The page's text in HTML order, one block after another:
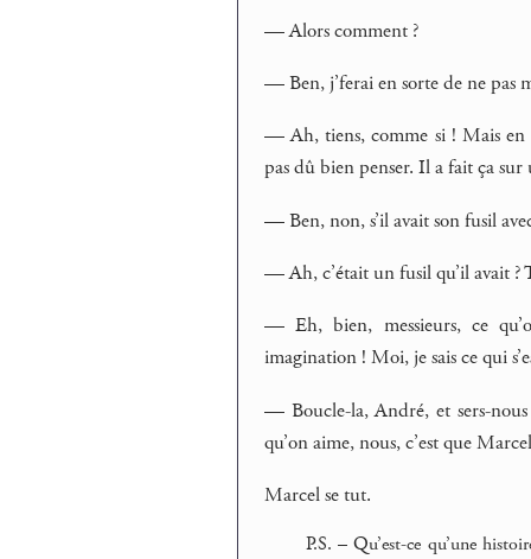
— Alors comment ?
— Ben, j’ferai en sorte de ne pas
— Ah, tiens, comme si ! Mais en
pas dû bien penser. Il a fait ça
— Ben, non, s’il avait son fusil
— Ah, c’était un fusil qu’il avait ?
— Eh, bien, messieurs, ce
imagination ! Moi, je sais ce qui
— Boucle-la, André, et sers-nous
qu’on aime, nous, c’est que
Marcel se tut.
P.S. – Qu’est-ce qu’une